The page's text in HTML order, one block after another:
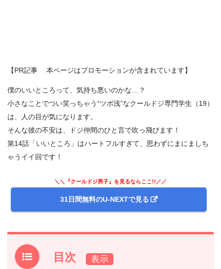
【PR記事 本ページはプロモーションが含まれています】
僕のいいところって、気持ち悪いのかな…？
小さなことでつい笑っちゃう“ツボ浅”なクールドジ専門学生（19）
は、人の目が気になります。
そんな彼の不安は、ドジ仲間のひと言で吹っ飛びます！
第14話「いいところ」はハートフルすぎて、思わずにまにましち
ゃうイイ回です！
＼＼『クールドジ男子』を見るならここ!!／／
31日間無料のU-NEXTで見る
目次